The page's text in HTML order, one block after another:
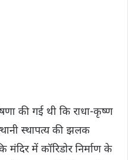
की गई थी कि राधा-कृष्ण
स्थापत्य की झलक
में कॉरिडोर निर्माण के